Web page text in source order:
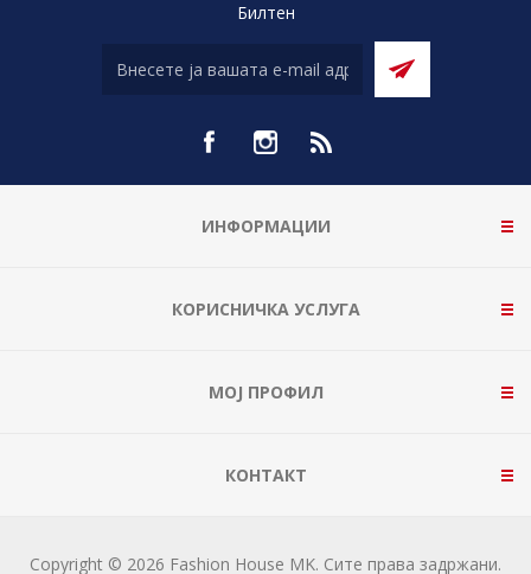
Билтен
ИНФОРМАЦИИ
КОРИСНИЧКА УСЛУГА
МОЈ ПРОФИЛ
КОНТАКТ
Copyright © 2026 Fashion House MK. Сите права задржани.